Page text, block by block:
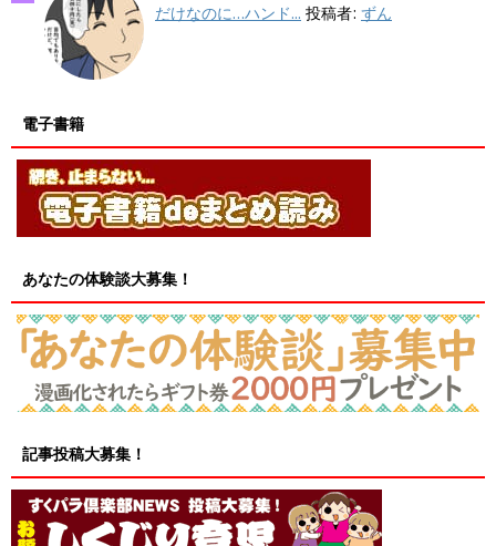
だけなのに…ハンド... 投稿者: ずん
電子書籍
あなたの体験談大募集！
記事投稿大募集！